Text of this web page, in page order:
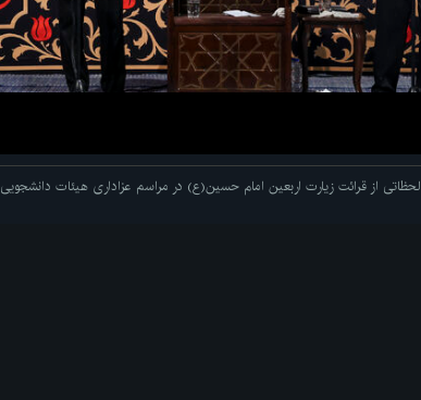
لحظاتی از قرائت زیارت اربعین امام حسین(ع) در مراسم عزاداری هیئات دانشجویی